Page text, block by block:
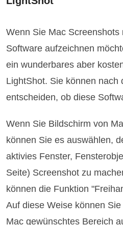
Wenn Sie Mac Screenshots
Software aufzeichnen
ein wunderbares aber
LightShot. Sie können nach
entscheiden, ob diese
Wenn Sie Bildschirm von
können Sie es auswählen,
aktivies Fenster,
Seite) Screenshot zu
können die Funktion
Auf diese Weise können
Mac gewünschtes Bereich